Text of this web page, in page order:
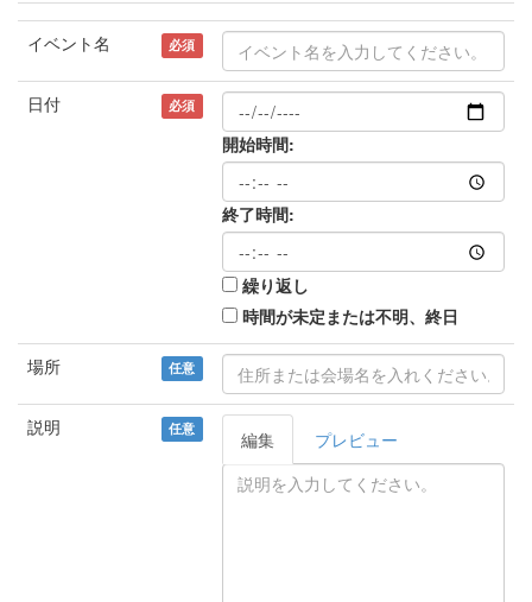
イベント名 必須
日付 必須
開始時間:
終了時間:
繰り返し
時間が未定または不明、終日
場所 任意
説明 任意 編集 プレビュー